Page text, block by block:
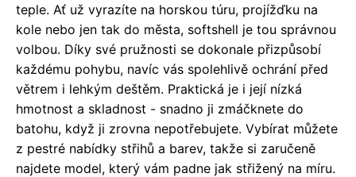
teple. Ať už vyrazíte na horskou túru, projížďku na
kole nebo jen tak do města, softshell je tou správnou
volbou. Díky své pružnosti se dokonale přizpůsobí
každému pohybu, navíc vás spolehlivě ochrání před
větrem i lehkým deštěm. Praktická je i její nízká
hmotnost a skladnost - snadno ji zmáčknete do
batohu, když ji zrovna nepotřebujete. Vybírat můžete
z pestré nabídky střihů a barev, takže si zaručeně
najdete model, který vám padne jak střižený na míru.